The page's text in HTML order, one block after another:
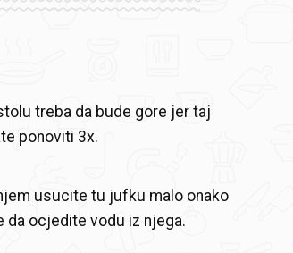
treba da bude gore jer taj
ponoviti 3x.
usucite tu jufku malo onako
da ocjedite vodu iz njega.